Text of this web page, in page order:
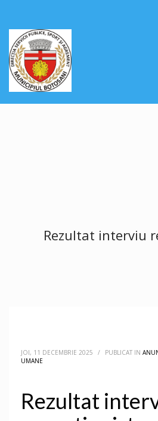
Rezultat interviu
JOI, 11 DECEMBRIE 2025 / PUBLICAT IN
UMANE
Rezultat